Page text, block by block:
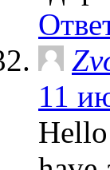
11